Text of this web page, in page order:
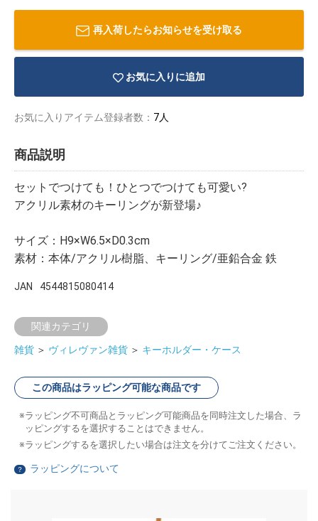
再入荷したらお知らせを受け取る
お気に入りに追加
お気に入りアイテム登録者数： 7人
商品説明
セットでつけても！ひとつでつけても可愛い?
アクリル素材のキーリングが新登場♪
サイズ：H9×W6.5×D0.3cm
素材：本体/アクリル樹脂、キーリング/亜鉛合金 鉄
JAN 4544815080414
関連カテゴリ
雑貨 ＞ ヴィレヴァン雑貨 ＞ キーホルダー・ケース
この商品はラッピング可能な商品です
ラッピング不可商品とラッピング可能商品を同時注文した場合、ラ
ッピングするを選択することはできません。
ラッピングするを選択したい場合は注文を分けてご注文ください。
？ ラッピングについて
ーター